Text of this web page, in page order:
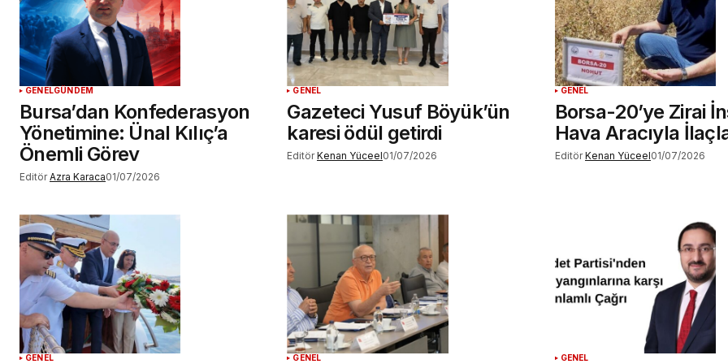
GENELGÜNDEM
Bursa’dan Konfederasyon
Yönetimine: Ünal Kılıç’a
Önemli Görev
Editör Azra Karaca01/07/2026
GENEL
Gazeteci Yusuf Böyük’ün
karesi ödül getirdi
Editör Kenan Yüceel01/07/2026
GENEL
Borsa-20’ye Zirai
Hava Aracıyla
Editör Kenan Yüceel01/07/2026
GENEL GENEL GENEL